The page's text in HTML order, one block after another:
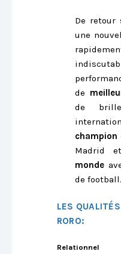
LES
RORO:
Relationnel
De retour
une
de
de
champion
Madrid
monde
de football.